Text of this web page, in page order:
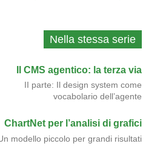
Nella stessa serie
Il CMS agentico: la terza via
II parte: Il design system come
vocabolario dell’agente
ChartNet per l’analisi di grafici
modello piccolo per grandi risultati